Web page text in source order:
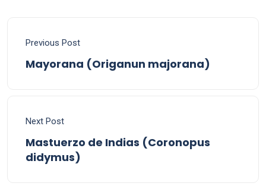
Previous Post
Mayorana (Origanun majorana)
Next Post
Mastuerzo de Indias (Coronopus
didymus)